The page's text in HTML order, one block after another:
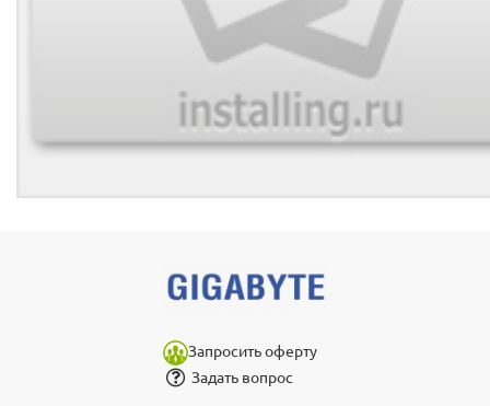
Запросить оферту
Задать вопрос